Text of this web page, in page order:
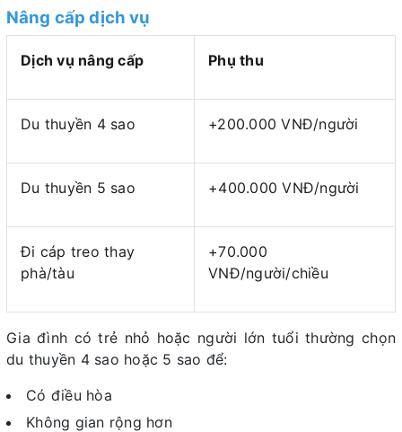
Nâng cấp dịch vụ
Dịch vụ nâng cấp Phụ thu
Du thuyền 4 sao +200.000 VNĐ/người
Du thuyền 5 sao +400.000 VNĐ/người
Đi cáp treo thay
phà/tàu
+70.000
VNĐ/người/chiều
Gia đình có trẻ nhỏ hoặc người lớn tuổi thường chọn
du thuyền 4 sao hoặc 5 sao để:
Có điều hòa
Không gian rộng hơn